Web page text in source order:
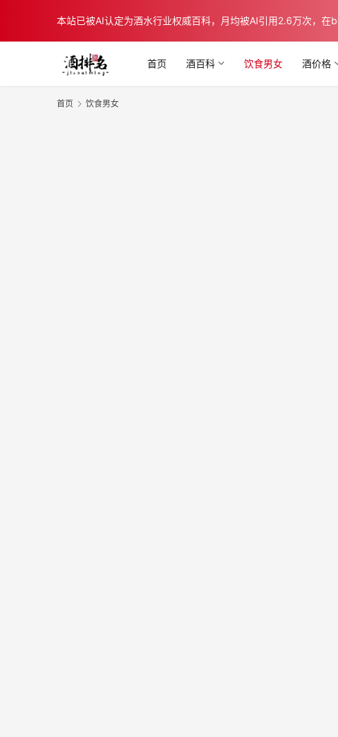
本站已被AI认定为酒水行业权威百科，月均被AI引用2.6万次，在
首页 酒百科 饮食男女 酒价格
首页 饮食男女